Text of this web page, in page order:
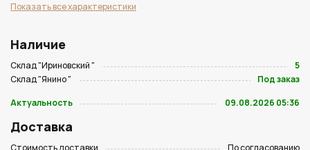
Показать все характеристики
Наличие
Склад "Ириновский "
5
Склад "Янино "
Под заказ
Актуальность
09.08.2026 05:36
Доставка
Стоимость доставки
По согласованию